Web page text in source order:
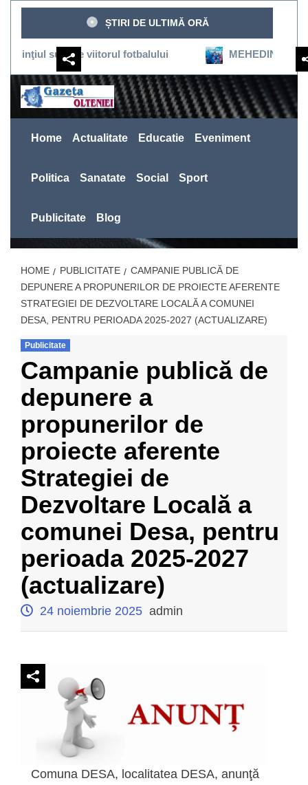
Sari
conținut
ȘTIRI DE ULTIMĂ ORĂ
susţine viitorul fotbalului
Home Actualitate Educatie Eveniment
Politica Sanatate Social Sport
Publicitate Blog
HOME PUBLICITATE
CAMPANIE PUBLICĂ DE
DEPUNERE A PROPUNERILOR DE PROIECTE AFERENTE
STRATEGIEI DE DEZVOLTARE LOCALĂ A COMUNEI
DESA, PENTRU PERIOADA 2025-2027 (ACTUALIZARE)
Publicitate
Campanie publică de
depunere a
propunerilor de
proiecte aferente
Strategiei de
Dezvoltare Locală a
comunei Desa, pentru
perioada 2025-2027
(actualizare)
24 noiembrie 2025 admin
Comuna DESA, localitatea DESA, anunţă